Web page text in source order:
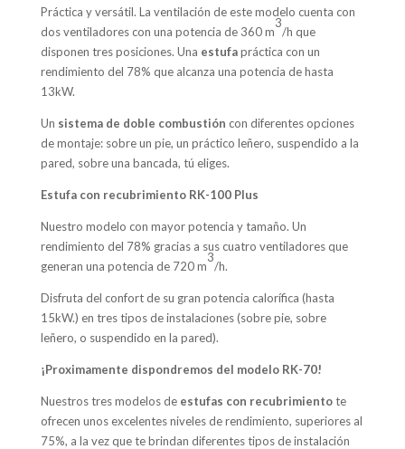
Práctica y versátil. La ventilación de este modelo cuenta con
dos ventiladores con una potencia de 360 m
3
/h que
disponen tres posiciones. Una estufapráctica con un
rendimiento del 78% que alcanza una potencia de hasta
13kW.
Un sistema de doble combustión con diferentes opciones
de montaje: sobre un pie, un práctico leñero, suspendido a la
pared, sobre una bancada, tú eliges.
Estufa con recubrimiento RK-100 Plus
Nuestro modelo con mayor potencia y tamaño. Un
rendimiento del 78% gracias a sus cuatro ventiladores que
generan una potencia de 720 m
3
/h.
Disfruta del confort de su gran potencia calorífica (hasta
15kW.) en tres tipos de instalaciones (sobre pie, sobre
leñero, o suspendido en la pared).
¡Proximamente dispondremos del modelo RK-70!
Nuestros tres modelos de estufas con recubrimientote
ofrecen unos excelentes niveles de rendimiento, superiores al
75%, a la vez que te brindan diferentes tipos de instalación